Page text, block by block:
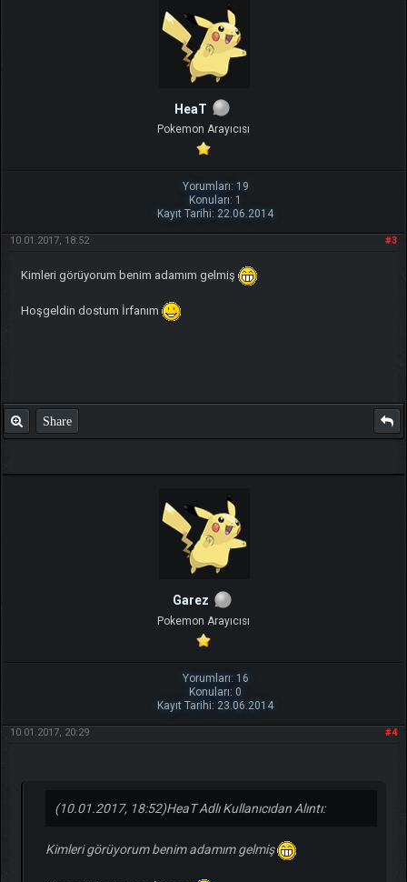
HeaT
Pokemon Arayıcısı
Yorumları: 19
Konuları: 1
Kayıt Tarihi: 22.06.2014
#3
10.01.2017, 18:52
Kimleri görüyorum benim adamım gelmiş
Hoşgeldin dostum İrfanım
Share
Garez
Pokemon Arayıcısı
Yorumları: 16
Konuları: 0
Kayıt Tarihi: 23.06.2014
#4
10.01.2017, 20:29
(10.01.2017, 18:52)HeaT Adlı Kullanıcıdan Alıntı:
Kimleri görüyorum benim adamım gelmiş